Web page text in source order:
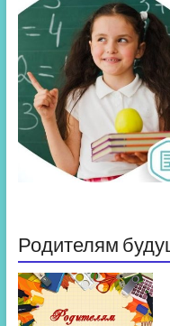
Родителям